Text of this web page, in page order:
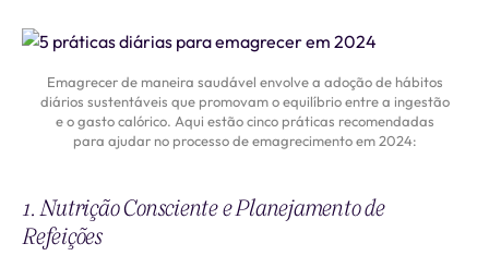
Emagrecer de maneira saudável envolve a adoção de hábitos
diários sustentáveis que promovam o equilíbrio entre a ingestão
e o gasto calórico. Aqui estão cinco práticas recomendadas
para ajudar no processo de emagrecimento em 2024:
1. Nutrição Consciente e Planejamento de
Refeições